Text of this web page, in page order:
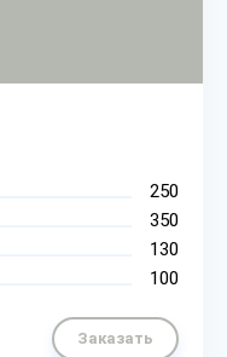
250
350
130
100
Заказать